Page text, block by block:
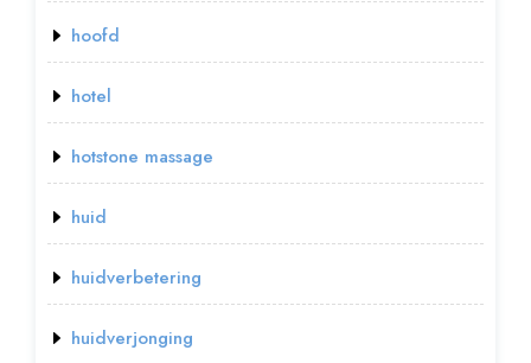
hoofd
hotel
hotstone massage
huid
huidverbetering
huidverjonging